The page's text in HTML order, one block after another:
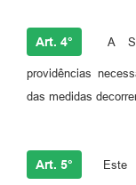
Art. 4° A
providências
das medidas
Art. 5° Este